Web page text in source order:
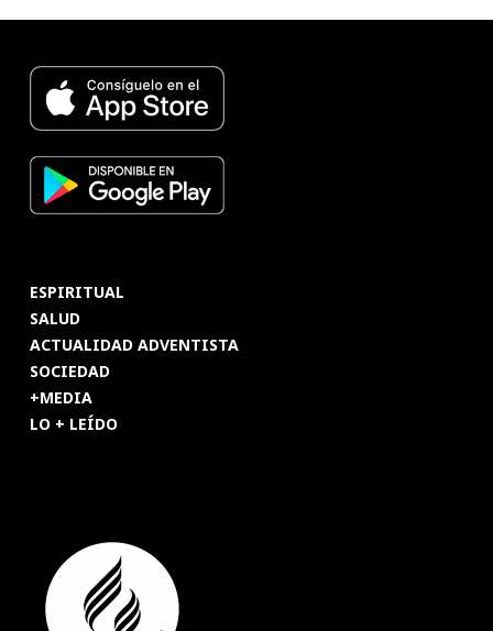
ESPIRITUAL
SALUD
ACTUALIDAD ADVENTISTA
SOCIEDAD
+MEDIA
LO + LEÍDO